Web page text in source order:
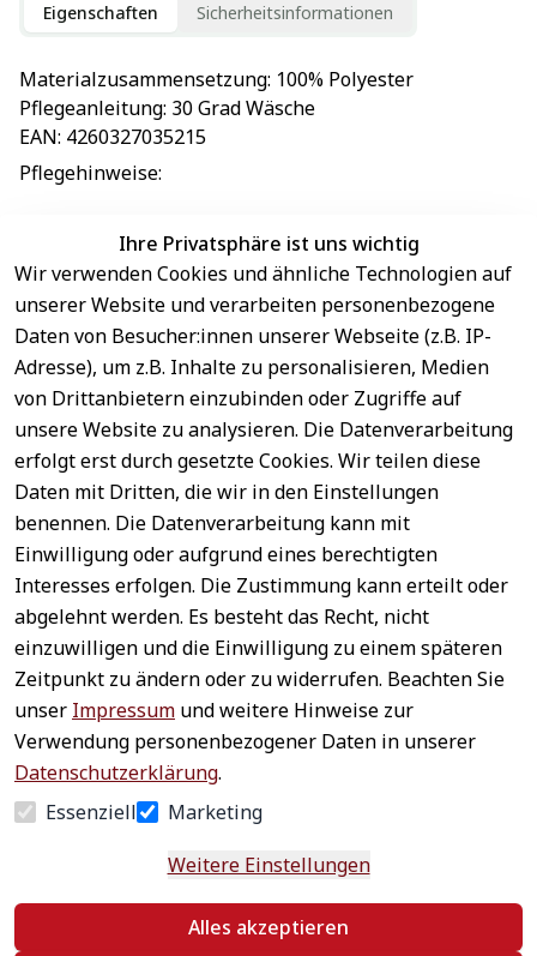
Eigenschaften Sicherheitsinformationen
Materialzusammensetzung: 100% Polyester
Pflegeanleitung: 30 Grad Wäsche
EAN: 4260327035215
Pflegehinweise:
EU-Verantwortliche Person - klicken Sie für Details
Ihre Privatsphäre ist uns wichtig
Wir verwenden Cookies und ähnliche Technologien auf
unserer Website und verarbeiten personenbezogene
Daten von Besucher:innen unserer Webseite (z.B. IP-
Adresse), um z.B. Inhalte zu personalisieren, Medien
von Drittanbietern einzubinden oder Zugriffe auf
unsere Website zu analysieren. Die Datenverarbeitung
erfolgt erst durch gesetzte Cookies. Wir teilen diese
Daten mit Dritten, die wir in den Einstellungen
benennen. Die Datenverarbeitung kann mit
Einwilligung oder aufgrund eines berechtigten
Interesses erfolgen. Die Zustimmung kann erteilt oder
abgelehnt werden. Es besteht das Recht, nicht
einzuwilligen und die Einwilligung zu einem späteren
Zeitpunkt zu ändern oder zu widerrufen. Beachten Sie
unser Impressum und weitere Hinweise zur
Verwendung personenbezogener Daten in unserer
Datenschutzerklärung.
Essenziell
Marketing
Weitere Einstellungen
Alles akzeptieren
Rechtliches
AGB
Impressum
Datenschutz
Widerrufsrecht
Widerrufsform
ular
Service
Kontakt
Registrieren
Zahlung &
Versand
Newsletter
abonnieren
Häufige
Fragen
Sichere
Zahlungsar
ten
Schneller
Versand
Vertrag